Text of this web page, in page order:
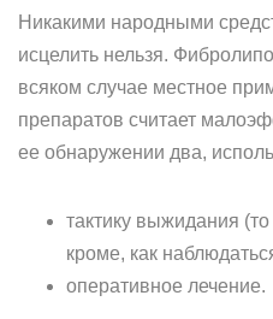
Никакими народными
исцелить нельзя.
всяком случае местное
препаратов считает
ее обнаружении два,
тактику выжидания (то
кроме, как
оперативное лечение.